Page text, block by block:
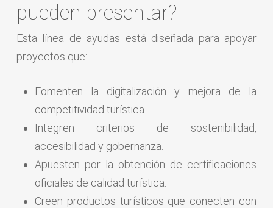
pueden presentar?
Esta línea de ayudas está diseñada para apoyar
proyectos que:
Fomenten la digitalización y mejora de la
competitividad turística.
Integren criterios de sostenibilidad,
accesibilidad y gobernanza.
Apuesten por la obtención de certificaciones
oficiales de calidad turística.
Creen productos turísticos que conecten con